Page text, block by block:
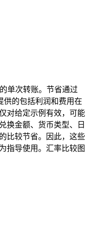
单次转账。节省通过
的包括利润和费用在
对给定示例有效，可能
换金额、货币类型、日
比较节省。因此，这些
指导使用。汇率比较图